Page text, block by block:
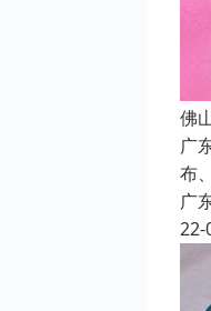
佛
广
布
广
22-